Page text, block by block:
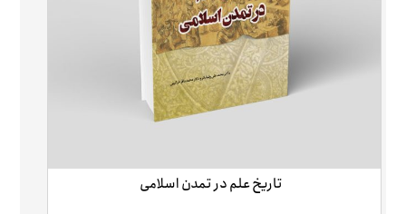
تاریخ علم در تمدن اسلامی